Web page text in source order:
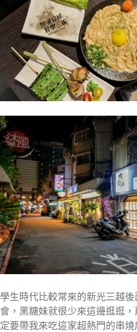
學生時代比較常來的新光三越
會，黑糖妹就很少來這邊逛逛
定要帶我來吃這家超熱門的串燒